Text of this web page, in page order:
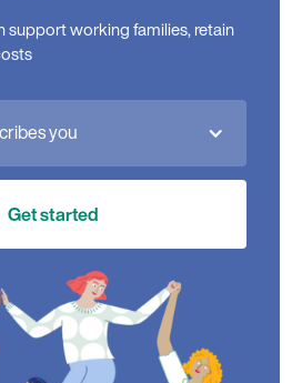
support working families, retain
you
Get started